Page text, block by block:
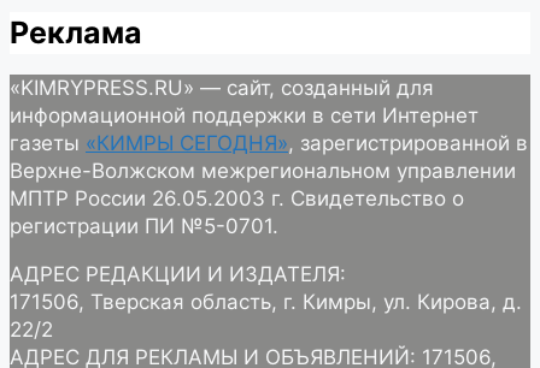
Реклама
«KIMRYPRESS.RU» — сайт, созданный для
информационной поддержки в сети Интернет
газеты «КИМРЫ СЕГОДНЯ», зарегистрированной в
Верхне-Волжском межрегиональном управлении
МПТР России 26.05.2003 г. Свидетельство о
регистрации ПИ №5-0701.
АДРЕС РЕДАКЦИИ И ИЗДАТЕЛЯ:
171506, Тверская область, г. Кимры, ул. Кирова, д.
22/2
АДРЕС ДЛЯ РЕКЛАМЫ И ОБЪЯВЛЕНИЙ: 171506,